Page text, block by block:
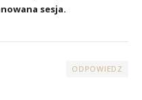
sesja.
ODPOWIEDZ